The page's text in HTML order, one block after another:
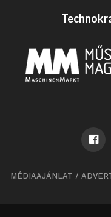
MÉDIAAJÁNLAT /